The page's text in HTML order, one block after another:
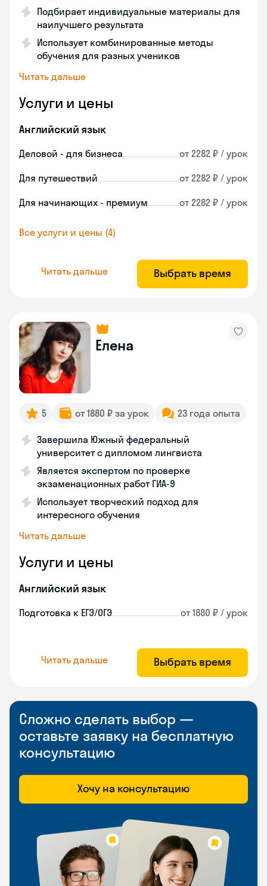
Подбирает индивидуальные материалы для
наилучшего результата
Использует комбинированные методы
обучения для разных учеников
Читать дальше
Услуги и цены
Английский язык
Деловой - для бизнеса от 2282 ₽ / урок
Для путешествий от 2282 ₽ / урок
Для начинающих - премиум от 2282 ₽ / урок
Все услуги и цены (4)
Читать дальше Выбрать время
Елена
5 от 1880 ₽ за урок 23 года опыта
Завершила Южный федеральный
университет с дипломом лингвиста
Является экспертом по проверке
экзаменационных работ ГИА-9
Использует творческий подход для
интересного обучения
Читать дальше
Услуги и цены
Английский язык
Подготовка к ЕГЭ/ОГЭ от 1880 ₽ / урок
Читать дальше Выбрать время
Сложно сделать выбор —
оставьте заявку на бесплатную
консультацию
Хочу на консультацию